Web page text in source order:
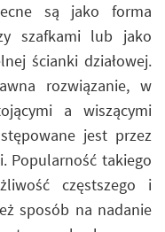
są jako forma
szafkami lub jako
ścianki działowej.
rozwiązanie, w
a wiszącymi
jest przez
Popularność takiego
częstszego i
sposób na nadanie